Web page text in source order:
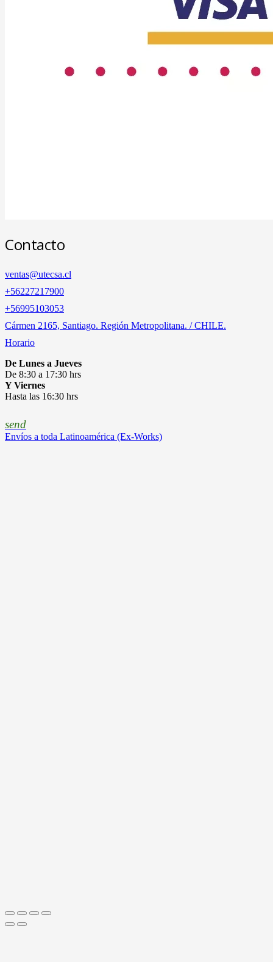
Contacto
ventas@utecsa.cl
+56227217900
‎+56995103053
Cármen 2165, Santiago. Región Metropolitana. / CHILE.
Horario
De Lunes a Jueves
De 8:30 a 17:30 hrs
Y Viernes
Hasta las 16:30 hrs
send
Envíos a toda Latinoamérica (Ex-Works)